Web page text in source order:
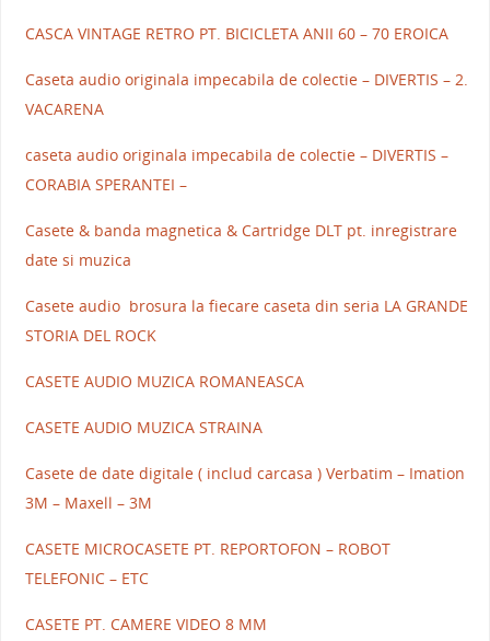
CASCA VINTAGE RETRO PT. BICICLETA ANII 60 – 70 EROICA
Caseta audio originala impecabila de colectie – DIVERTIS – 2.
VACARENA
caseta audio originala impecabila de colectie – DIVERTIS –
CORABIA SPERANTEI –
Casete & banda magnetica & Cartridge DLT pt. inregistrare
date si muzica
Casete audio brosura la fiecare caseta din seria LA GRANDE
STORIA DEL ROCK
CASETE AUDIO MUZICA ROMANEASCA
CASETE AUDIO MUZICA STRAINA
Casete de date digitale ( includ carcasa ) Verbatim – Imation
3M – Maxell – 3M
CASETE MICROCASETE PT. REPORTOFON – ROBOT
TELEFONIC – ETC
CASETE PT. CAMERE VIDEO 8 MM